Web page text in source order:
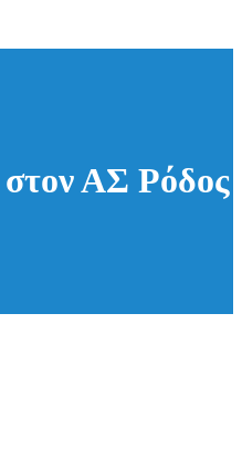
ΑΣ Ρόδος